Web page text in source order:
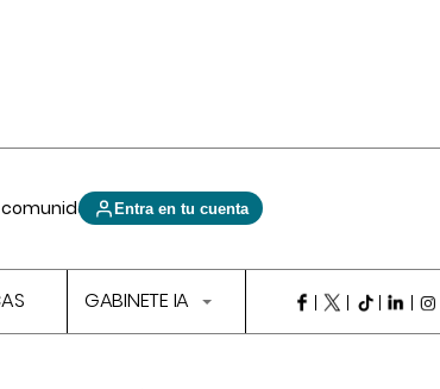
Entra en tu cuenta
GABINETE IA